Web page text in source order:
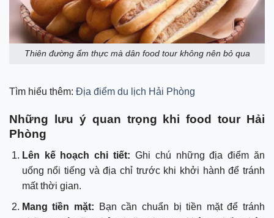
Thiên đường ẩm thực mà dân food tour không nên bỏ qua
Tìm hiểu thêm: Địa điểm du lịch Hải Phòng
Những lưu ý quan trọng khi food tour Hải
Phòng
Lên kế hoạch chi tiết: Ghi chú những địa điểm ăn
uống nổi tiếng và địa chỉ trước khi khởi hành để tránh
mất thời gian.
Mang tiền mặt: Bạn cần chuẩn bị tiền mặt để tránh